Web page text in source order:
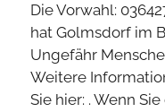
Die Vorwahl:
hat Golmsdorf im
Ungefähr
Weitere
Sie hier: . Wenn